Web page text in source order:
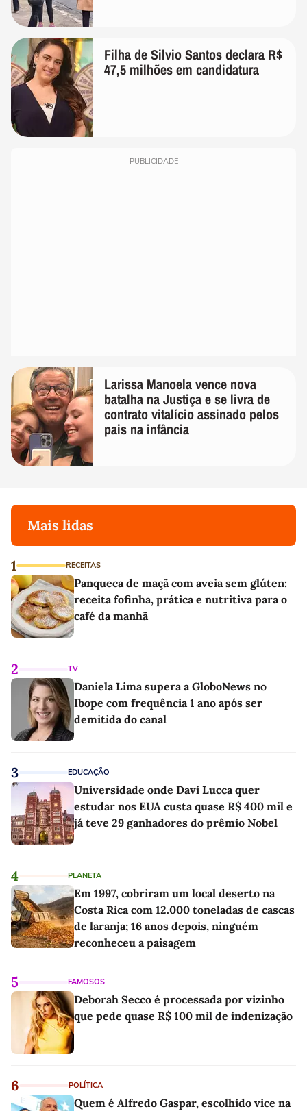
Filha de Silvio Santos declara R$
47,5 milhões em candidatura
PUBLICIDADE
Larissa Manoela vence nova
batalha na Justiça e se livra de
contrato vitalício assinado pelos
pais na infância
Mais lidas
1 RECEITAS
Panqueca de maçã com aveia sem glúten:
receita fofinha, prática e nutritiva para o
café da manhã
2 TV
Daniela Lima supera a GloboNews no
Ibope com frequência 1 ano após ser
demitida do canal
3 EDUCAÇÃO
Universidade onde Davi Lucca quer
estudar nos EUA custa quase R$ 400 mil e
já teve 29 ganhadores do prêmio Nobel
4 PLANETA
Em 1997, cobriram um local deserto na
Costa Rica com 12.000 toneladas de cascas
de laranja; 16 anos depois, ninguém
reconheceu a paisagem
5 FAMOSOS
Deborah Secco é processada por vizinho
que pede quase R$ 100 mil de indenização
6 POLÍTICA
Quem é Alfredo Gaspar, escolhido vice na